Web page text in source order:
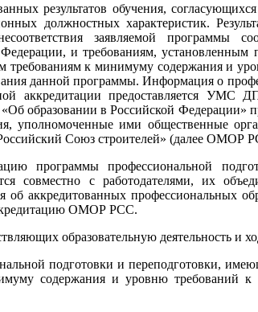
результатов обучения,
должностных характеристик.
заявляемой программы
и требованиям,
требованиям к минимуму содержания и
данной программы. Информация о
аккредитации предоставляется
образовании в Российской
уполномоченные ими общественные
Союз строителей» (далее ОМОР
программы профессиональной
совместно с работодателями, их
аккредитованных профессиональных
ОМОР РСС.
образовательную деятельность и
подготовки и переподготовки,
содержания и уровню требований к